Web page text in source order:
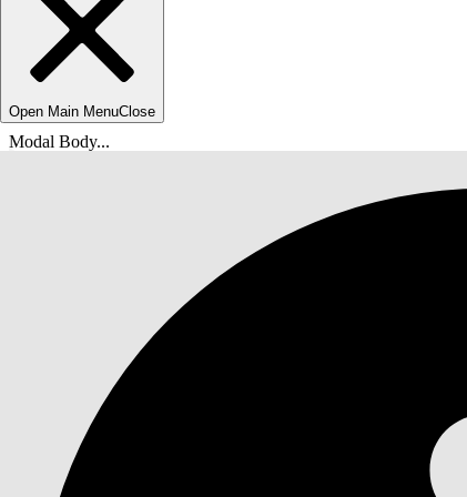
Open Main MenuClose
Modal Body...
Вы находитесь здесь: